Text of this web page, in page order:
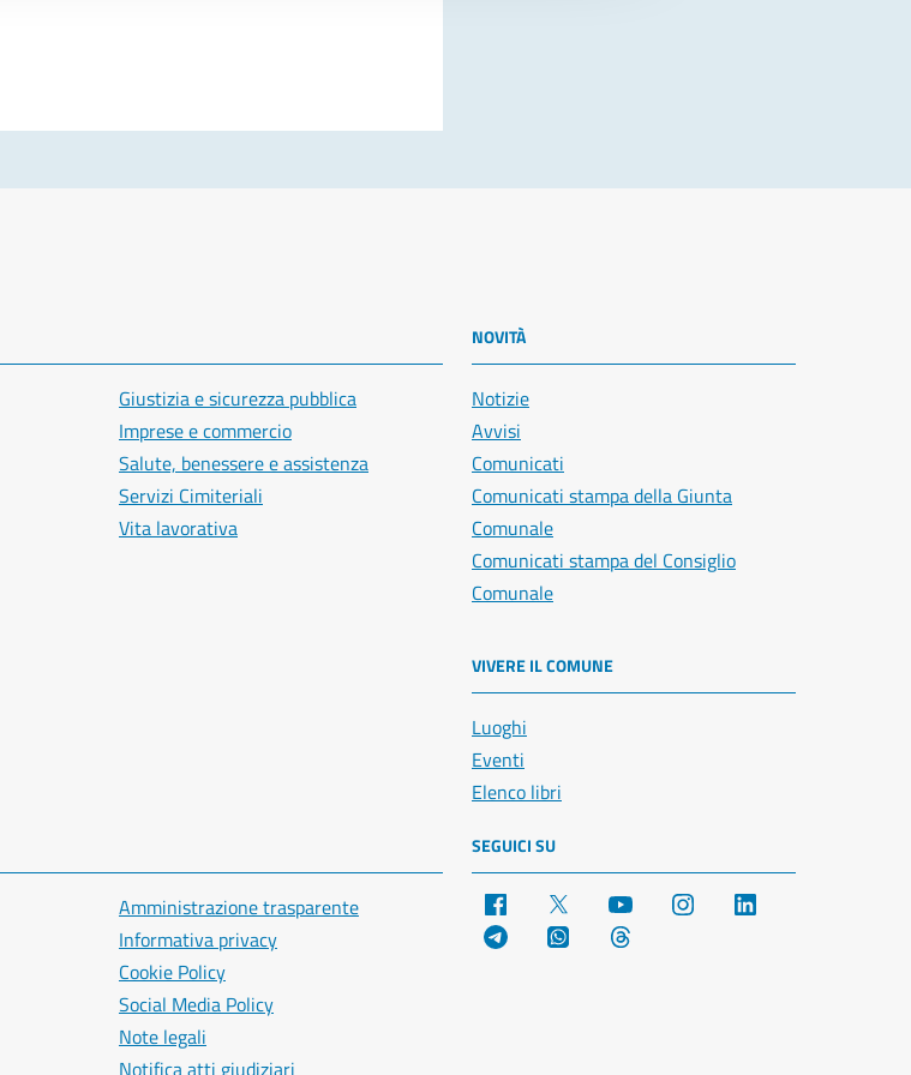
Giustizia e sicurezza pubblica
Imprese e commercio
Salute, benessere e assistenza
Servizi Cimiteriali
Vita lavorativa
NOVITÀ
Notizie
Avvisi
Comunicati
Comunicati stampa della Giunta
Comunale
Comunicati stampa del Consiglio
Comunale
VIVERE IL COMUNE
Luoghi
Eventi
Elenco libri
Amministrazione trasparente
Informativa privacy
Cookie Policy
Social Media Policy
Note legali
SEGUICI SU
Facebook YouTube Instagram
Telegram WhatsApp